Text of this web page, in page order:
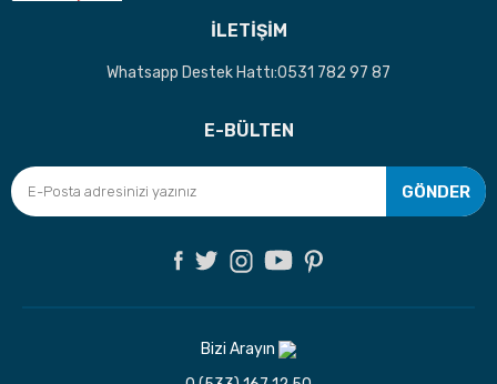
İLETİŞİM
Whatsapp Destek Hattı:0531 782 97 87
E-BÜLTEN
GÖNDER
Bizi Arayın